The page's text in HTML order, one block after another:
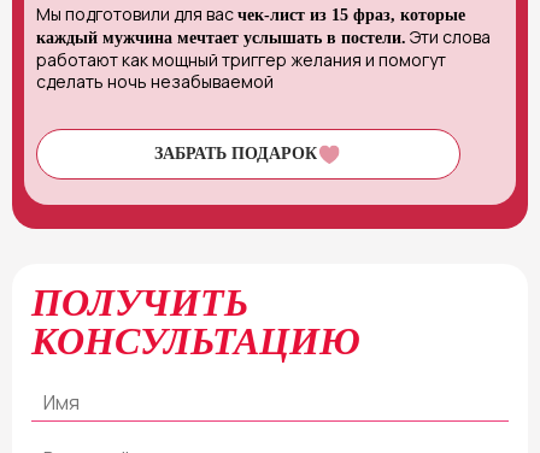
Мы подготовили для вас чек-лист из 15 фраз, которые
каждый мужчина мечтает услышать в постели. Эти слова
работают как мощный триггер желания и помогут
сделать ночь незабываемой
ЗАБРАТЬ ПОДАРОК
ПОЛУЧИТЬ
КОНСУЛЬТАЦИЮ